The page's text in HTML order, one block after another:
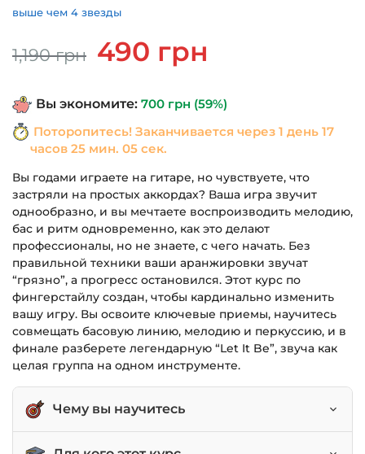
выше чем 4 звезды
1,190грн
Первоначальная
цена
1,190 грн.
490 грн
Вы экономите: 700 грн (59%)
Поторопитесь! Заканчивается через 1 день 17
часов 25 мин. 05 сек.
Вы годами играете на гитаре, но чувствуете, что
застряли на простых аккордах? Ваша игра звучит
однообразно, и вы мечтаете воспроизводить мелодию,
бас и ритм одновременно, как это делают
профессионалы, но не знаете, с чего начать. Без
правильной техники ваши аранжировки звучат
“грязно”, а прогресс остановился. Этот курс по
фингерстайлу создан, чтобы кардинально изменить
вашу игру. Вы освоите ключевые приемы, научитесь
совмещать басовую линию, мелодию и перкуссию, и в
финале разберете легендарную “Let It Be”, звуча как
целая группа на одном инструменте.
Чему вы научитесь